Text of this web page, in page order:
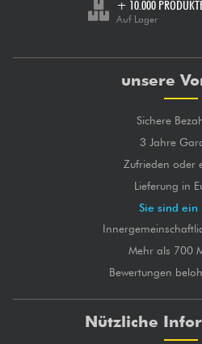
+ 10.000
Auf Lager
unsere
Sichere
3 Jahre
Zufrieden oder
Lieferung in
Sie sind ein
Mehr als 700
Bewertungen
Nützliche